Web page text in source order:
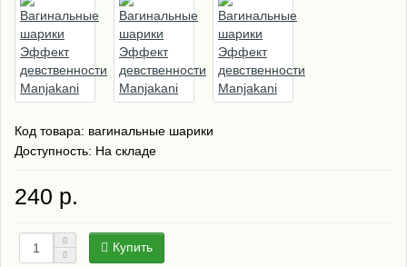
Код товара: вагинальные шарики
Доступность: На складе
240 р.
Купить